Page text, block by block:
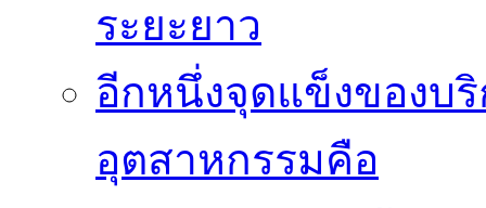
ระยะยาว
อีกหนึ่งจุดแข็งของบ
อุตสาหกรรมคือ